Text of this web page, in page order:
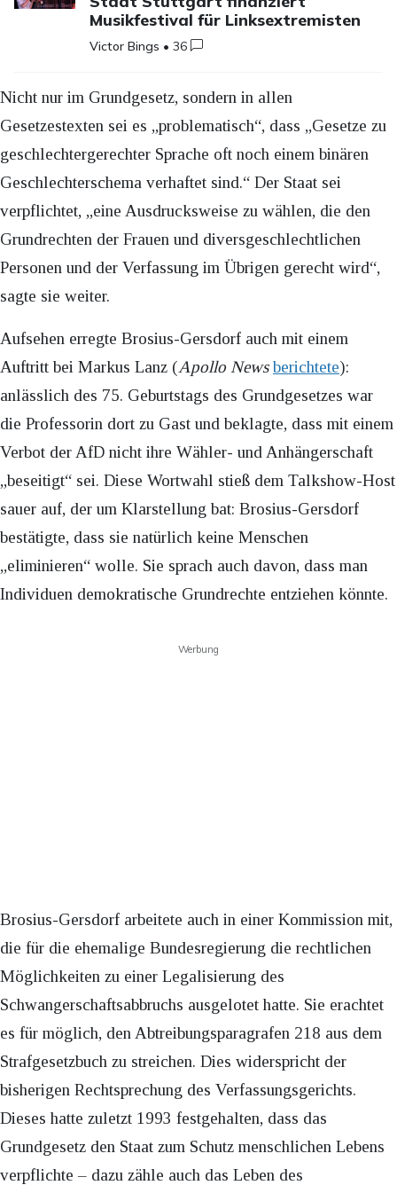
Musikfestival für Linksextremisten
Victor Bings •36
Nicht nur im Grundgesetz, sondern in allen
Gesetzestexten sei es „problematisch“, dass „Gesetze zu
geschlechtergerechter Sprache oft noch einem binären
Geschlechterschema verhaftet sind.“ Der Staat sei
verpflichtet, „eine Ausdrucksweise zu wählen, die den
Grundrechten der Frauen und diversgeschlechtlichen
Personen und der Verfassung im Übrigen gerecht wird“,
sagte sie weiter.
Aufsehen erregte Brosius-Gersdorf auch mit einem
Auftritt bei Markus Lanz (Apollo News berichtete):
anlässlich des 75. Geburtstags des Grundgesetzes war
die Professorin dort zu Gast und beklagte, dass mit einem
Verbot der AfD nicht ihre Wähler- und Anhängerschaft
„beseitigt“ sei. Diese Wortwahl stieß dem Talkshow-Host
sauer auf, der um Klarstellung bat: Brosius-Gersdorf
bestätigte, dass sie natürlich keine Menschen
„eliminieren“ wolle. Sie sprach auch davon, dass man
Individuen demokratische Grundrechte entziehen könnte.
Werbung
Brosius-Gersdorf arbeitete auch in einer Kommission mit,
die für die ehemalige Bundesregierung die rechtlichen
Möglichkeiten zu einer Legalisierung des
Schwangerschaftsabbruchs ausgelotet hatte. Sie erachtet
es für möglich, den Abtreibungsparagrafen 218 aus dem
Strafgesetzbuch zu streichen. Dies widerspricht der
bisherigen Rechtsprechung des Verfassungsgerichts.
Dieses hatte zuletzt 1993 festgehalten, dass das
Grundgesetz den Staat zum Schutz menschlichen Lebens
verpflichte – dazu zähle auch das Leben des